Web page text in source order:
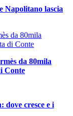
Napolitano lascia
da 80mila
Conte
dove cresce e i